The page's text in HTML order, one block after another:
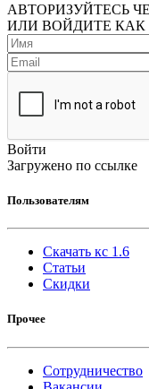
АВТОРИЗУЙТЕСЬ
ИЛИ ВОЙДИТЕ КАК
Войти
Загружено по ссылке
Пользователям
Скачать кс 1.6
Статьи
Скидки
Прочее
Сотрудничество